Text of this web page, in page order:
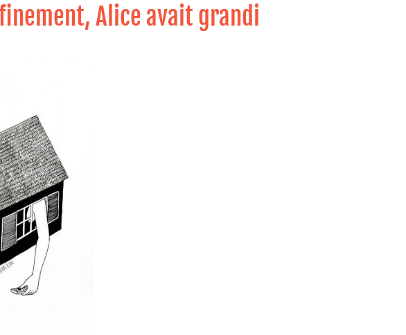
Alice avait grandi